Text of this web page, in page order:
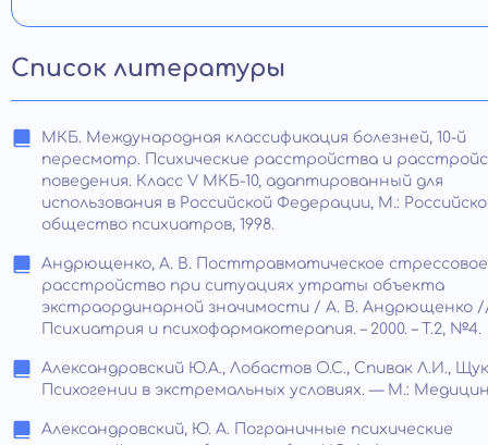
Список литературы
МКБ. Международная классификация болезней, 10-й
пересмотр. Психические расстройства и
поведения. Класс V МКБ-10, адаптированный для
использования в Российской Федерации, М.:
общество психиатров, 1998.
Андрющенко, А. В. Посттравматическое стрессовое
расстройство при ситуациях утраты объекта
экстраординарной значимости / А. В. Андрющенко
Психиатрия и психофармакотерапия. – 2000. – Т.2, №4.
Александровский Ю.А., Лобастов О.С., Спивак Л.И.,
Психогении в экстремальных условиях. — М.:
Александровский, Ю. А. Пограничные психические